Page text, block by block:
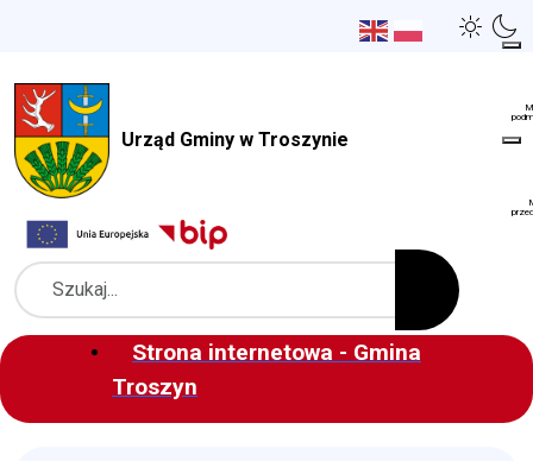
Urząd Gminy w Troszynie
Szukaj
Strona internetowa - Gmina
Troszyn